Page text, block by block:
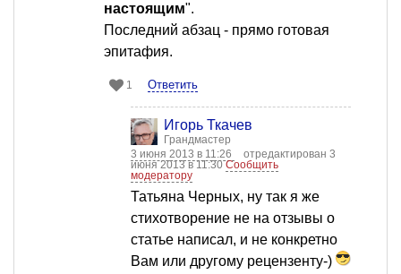
настоящим".
Последний абзац - прямо готовая
эпитафия.
1 Ответить
Игорь Ткачев
Грандмастер
3 июня 2013 в 11:26
отредактирован 3
июня 2013 в 11:30Сообщить
модератору
Татьяна Черных, ну так я же
стихотворение не на отзывы о
статье написал, и не конкретно
Вам или другому рецензенту-)